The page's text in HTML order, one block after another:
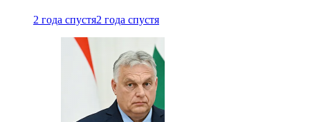
2 года спустя2 года спустя